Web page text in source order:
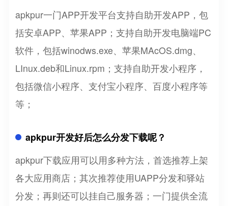
apkpur一门APP开发平台支持自助开发APP，包
括安卓APP、苹果APP；支持自助开发电脑端PC
软件，包括winodws.exe、苹果MAcOS.dmg、
LInux.deb和Linux.rpm；支持自助开发小程序，
包括微信小程序、支付宝小程序、百度小程序等
等；
apkpur开发好后怎么分发下载呢？
apkpur下载应用可以用多种方法，首选推荐上架
各大应用商店；其次推荐使用UAPP分发和驿站
分发；再则还可以挂自己服务器；一门提供全流